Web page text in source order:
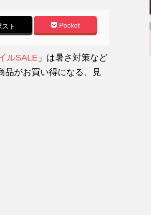
スト Pocket
ルSALE 」は暑さ対策など
品がお買い得になる、見